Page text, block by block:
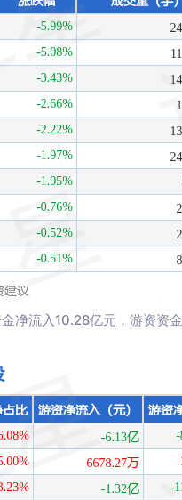
净流入10.28亿元，游资资